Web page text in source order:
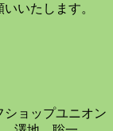
いたします。
ショップユニオン